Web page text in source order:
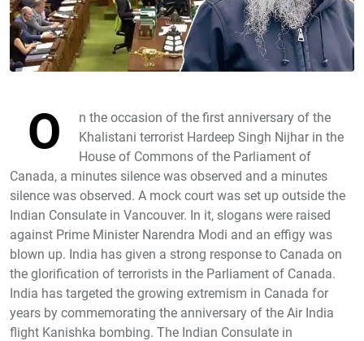
O
n the occasion of the first anniversary of the
Khalistani terrorist Hardeep Singh Nijhar in the
House of Commons of the Parliament of
Canada, a minutes silence was observed and a minutes
silence was observed. A mock court was set up outside the
Indian Consulate in Vancouver. In it, slogans were raised
against Prime Minister Narendra Modi and an effigy was
blown up. India has given a strong response to Canada on
the glorification of terrorists in the Parliament of Canada.
India has targeted the growing extremism in Canada for
years by commemorating the anniversary of the Air India
flight Kanishka bombing. The Indian Consulate in